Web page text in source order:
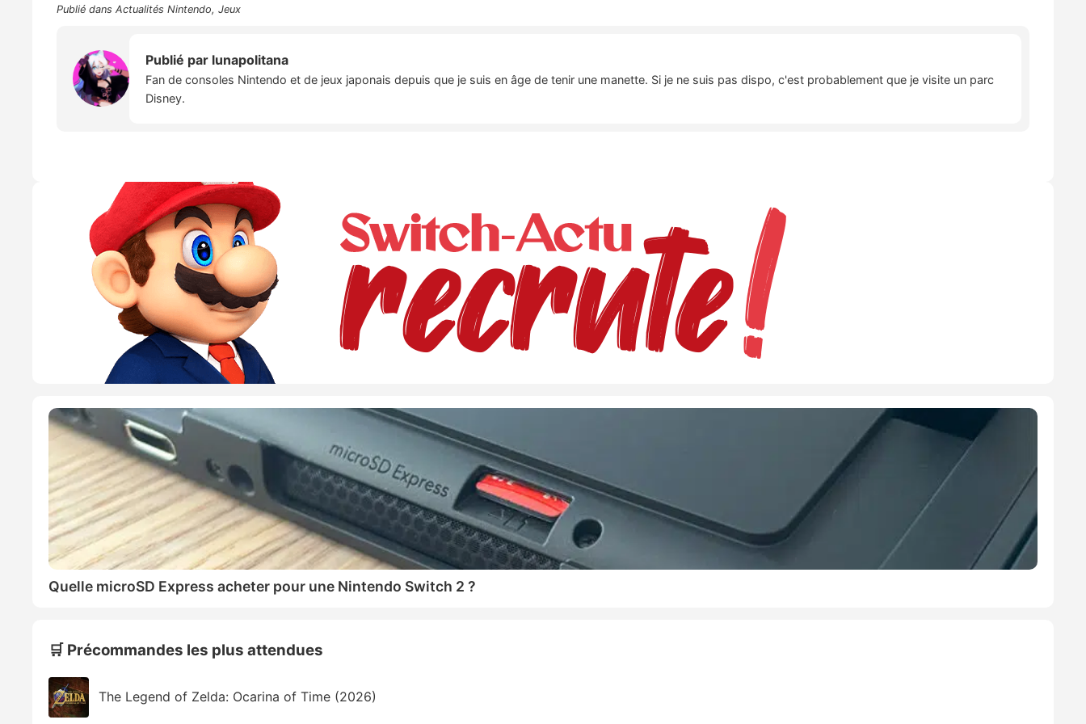
Publié dans Actualités Nintendo, Jeux
Publié par lunapolitana
Fan de consoles Nintendo et de jeux japonais depuis que je suis en âge de tenir une manette. Si je ne suis pas dispo, c'est probablement que je visite un parc
Disney.
Quelle microSD Express acheter pour une Nintendo Switch 2 ?
🛒 Précommandes les plus attendues
The Legend of Zelda: Ocarina of Time (2026)